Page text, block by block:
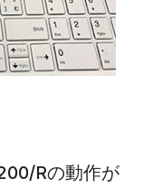
Rの動作が